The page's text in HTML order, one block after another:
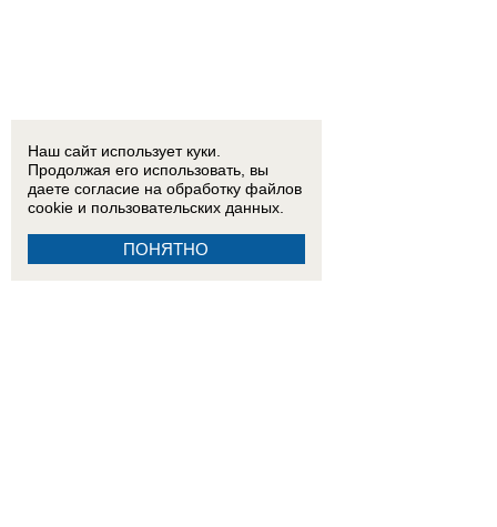
Наш сайт использует куки.
Продолжая его использовать, вы
даете согласие на обработку файлов
cookie и пользовательских данных.
ПОНЯТНО